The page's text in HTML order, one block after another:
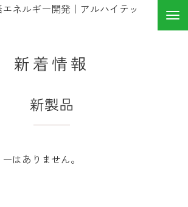
ネルギー開発｜アルハイテッ
新着情報
新製品
はありません。